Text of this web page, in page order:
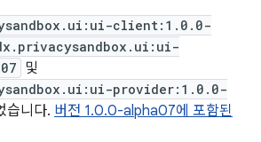
client:1.0.0-
및
provider:1.0.0-
습니다. 버전 1.0.0-alpha07에 포함된